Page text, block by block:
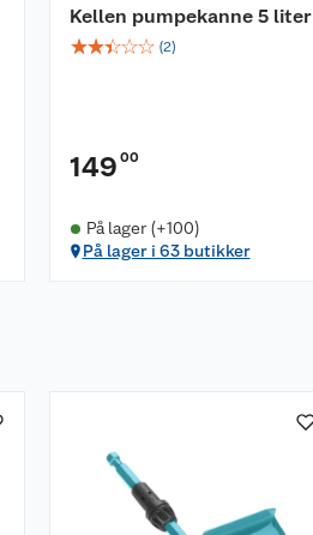
Kellen pumpekanne 5 liter
☆☆☆☆☆ (2)
149 00
På lager (+100)
På lager i 63 butikker